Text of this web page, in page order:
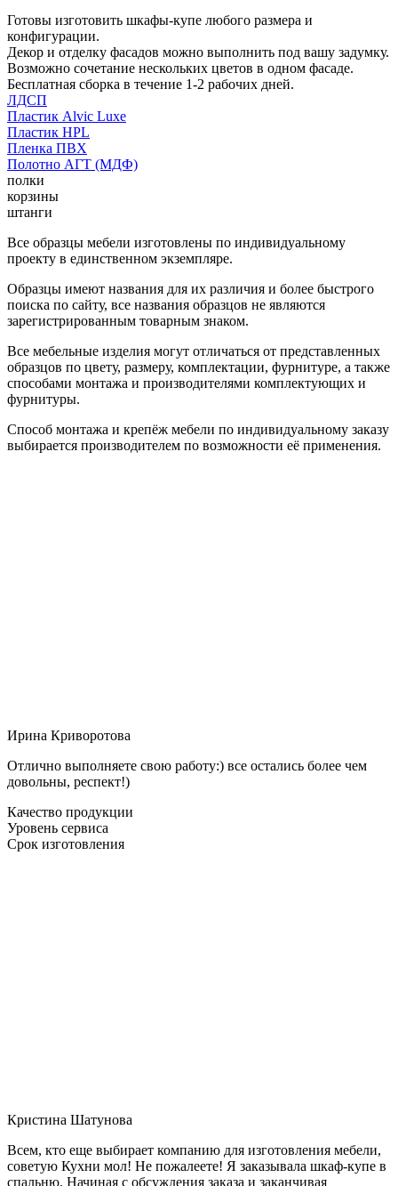
Готовы изготовить шкафы-купе любого размера и
конфигурации.
Декор и отделку фасадов можно выполнить под вашу задумку.
Возможно сочетание нескольких цветов в одном фасаде.
Бесплатная сборка в течение 1-2 рабочих дней.
ЛДСП
Пластик Alvic Luxe
Пластик HPL
Пленка ПВХ
Полотно АГТ (МДФ)
полки
корзины
штанги
Все образцы мебели изготовлены по индивидуальному
проекту в единственном экземпляре.
Образцы имеют названия для их различия и более быстрого
поиска по сайту, все названия образцов не являются
зарегистрированным товарным знаком.
Все мебельные изделия могут отличаться от представленных
образцов по цвету, размеру, комплектации, фурнитуре, а также
способами монтажа и производителями комплектующих и
фурнитуры.
Способ монтажа и крепёж мебели по индивидуальному заказу
выбирается производителем по возможности её применения.
Ирина Криворотова
Отлично выполняете свою работу:) все остались более чем
довольны, респект!)
Качество продукции
Уровень сервиса
Срок изготовления
Кристина Шатунова
Всем, кто еще выбирает компанию для изготовления мебели,
советую Кухни мол! Не пожалеете! Я заказывала шкаф-купе в
спальню. Начиная с обсуждения заказа и заканчивая